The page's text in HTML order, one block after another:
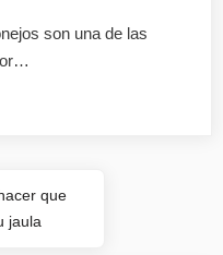
son una de las
que
jaula